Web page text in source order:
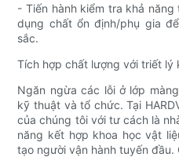
- Tiến hành kiểm tra khả
dụng chất ổn định/phụ gia
sắc.
Tích hợp chất lượng với triết lý
Ngăn ngừa các lỗi ở lớp
kỹ thuật và tổ chức. Tại
của chúng tôi với tư cách là
năng kết hợp khoa học vật
tạo người vận hành tuyến đầu.